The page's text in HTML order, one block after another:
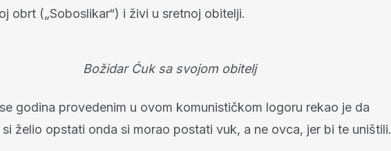
obrt („Soboslikar“) i živi u sretnoj obitelji.
Božidar Ćuk sa svojom obitelj
godina provedenim u ovom komunističkom logoru rekao je da
želio opstati onda si morao postati vuk, a ne ovca, jer bi te uništili.